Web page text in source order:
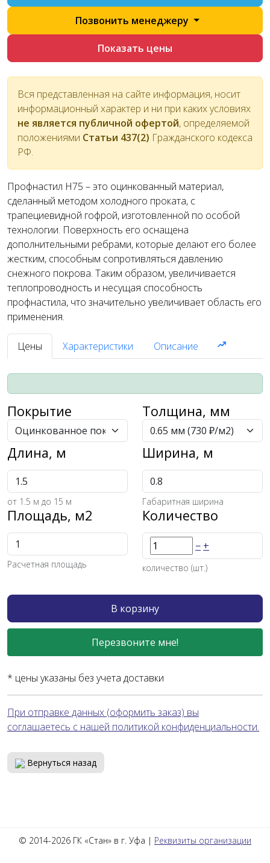
Позвонить менеджеру
Показать цены
Вся представленная на сайте информация, носит
информационный характер и ни при каких условиях
не является публичной офертой, определяемой
положениями Статьи 437(2) Гражданского кодекса
РФ.
Профнастил Н75 – это оцинкованный материал,
сделанный методом холодного проката, с
трапециевидной гофрой, изготовленной по особой
технологии. Поверхность его оснащена
дополнительными ребрами, которые делают его более
жестким, способным сопротивляться давлению
снежного покрова. Таким образом, увеличивается
теплопроводность и несущая способность
профнастила, что значительно увеличивает область его
применения.
Цены Характеристики Описание
Покрытие Толщина, мм
Длина, м
от 1.5 м до 15 м
Ширина, м
Габаритная ширина
Площадь, м2
Расчетная площадь
Количество
− +
количество (шт.)
В корзину
Перезвоните мне!
* цены указаны без учета доставки
При отправке данных (оформить заказ) вы
соглашаетесь с нашей политикой конфиденциальности.
Вернуться назад
© 2014-2026 ГК «Стан» в г. Уфа | Реквизиты организации